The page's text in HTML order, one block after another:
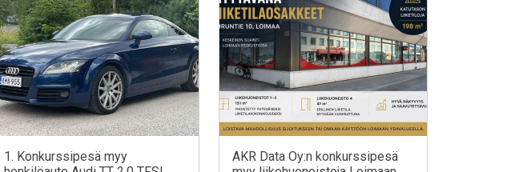
1. Konkurssipesä myy
AKR Data Oy:n konkurssipesä